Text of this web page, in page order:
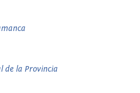
de la Provincia